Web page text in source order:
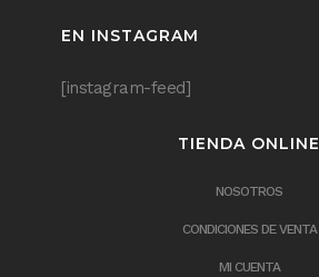
EN INSTAGRAM
[instagram-feed]
TIENDA ONLINE
NOSOTROS
CONDICIONES DE VENTA
MI CUENTA